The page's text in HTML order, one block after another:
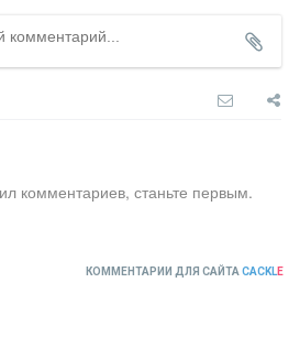
комментариев, станьте первым.
КОММЕНТАРИИ ДЛЯ САЙТА CACKLE